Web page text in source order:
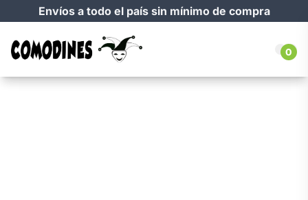
Envíos a todo el país sin mínimo de compra
0